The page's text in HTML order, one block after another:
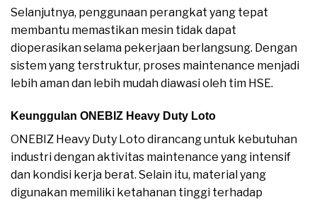
Selanjutnya, penggunaan perangkat yang tepat
membantu memastikan mesin tidak dapat
dioperasikan selama pekerjaan berlangsung. Dengan
sistem yang terstruktur, proses maintenance menjadi
lebih aman dan lebih mudah diawasi oleh tim HSE.
Keunggulan ONEBIZ Heavy Duty Loto
ONEBIZ Heavy Duty Loto dirancang untuk kebutuhan
industri dengan aktivitas maintenance yang intensif
dan kondisi kerja berat. Selain itu, material yang
digunakan memiliki ketahanan tinggi terhadap